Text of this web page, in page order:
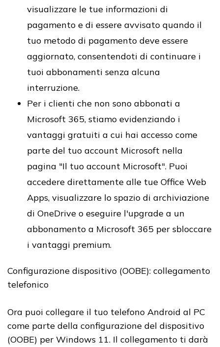
visualizzare le tue informazioni di
pagamento e di essere avvisato quando il
tuo metodo di pagamento deve essere
aggiornato, consentendoti di continuare i
tuoi abbonamenti senza alcuna
interruzione.
Per i clienti che non sono abbonati a
Microsoft 365, stiamo evidenziando i
vantaggi gratuiti a cui hai accesso come
parte del tuo account Microsoft nella
pagina "Il tuo account Microsoft". Puoi
accedere direttamente alle tue Office Web
Apps, visualizzare lo spazio di archiviazione
di OneDrive o eseguire l'upgrade a un
abbonamento a Microsoft 365 per sbloccare
i vantaggi premium.
Configurazione dispositivo (OOBE): collegamento
telefonico
Ora puoi collegare il tuo telefono Android al PC
come parte della configurazione del dispositivo
(OOBE) per Windows 11. Il collegamento ti darà